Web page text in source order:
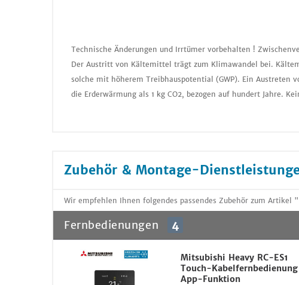
Technische Änderungen und Irrtümer vorbehalten !
Der Austritt von Kältemittel trägt zum Klimawandel bei.
solche mit höherem Treibhauspotential (GWP). Ein Austreten
die Erderwärmung als 1 kg CO2, bezogen auf hundert Jahre.
Zubehör & Montage-
Wir empfehlen Ihnen folgendes passendes Zubehör zum Artikel
Fernbedienungen 4
Mitsubishi Heavy RC-ES1
Touch-
App-Funktion